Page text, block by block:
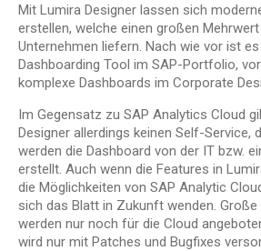
Mit Lumira Designer lassen sich
erstellen, welche einen großen
Unternehmen liefern. Nach wie vor ist
Dashboarding Tool im SAP-Portfolio,
komplexe Dashboards im Corporate
Im Gegensatz zu SAP Analytics Cloud
Designer allerdings keinen Self-Service,
werden die Dashboard von der IT bzw.
erstellt. Auch wenn die Features in
die Möglichkeiten von SAP Analytic
sich das Blatt in Zukunft wenden. Große
werden nur noch für die Cloud
wird nur mit Patches und Bugfixes